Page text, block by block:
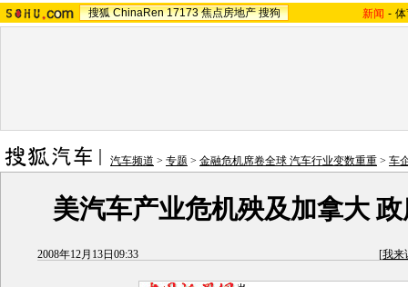
搜狐 ChinaRen 17173 焦点房地产 搜狗 新闻 -
汽车频道 > 专题 > 金融危机席卷全球 汽车行业变数重重 > 车
美汽车产业危机殃及加拿大
2008年12月13日09:33 [我来